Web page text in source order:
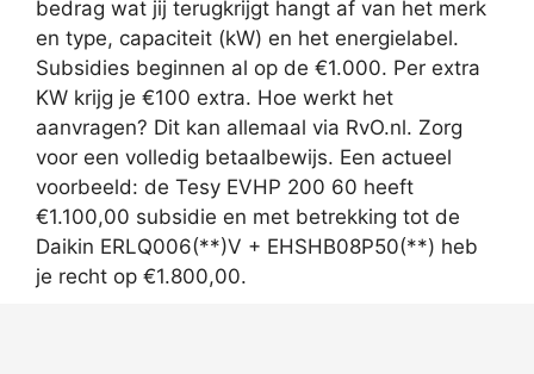
bedrag wat jij terugkrijgt hangt af van het merk
en type, capaciteit (kW) en het energielabel.
Subsidies beginnen al op de €1.000. Per extra
KW krijg je €100 extra. Hoe werkt het
aanvragen? Dit kan allemaal via RvO.nl. Zorg
voor een volledig betaalbewijs. Een actueel
voorbeeld: de Tesy EVHP 200 60 heeft
€1.100,00 subsidie en met betrekking tot de
Daikin ERLQ006(**)V + EHSHB08P50(**) heb
je recht op €1.800,00.